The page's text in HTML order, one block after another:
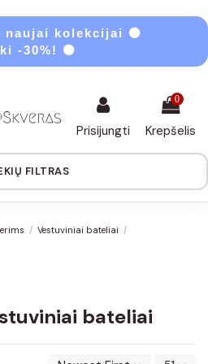
naujai kolekcijai ⚫
-30%! ⚫
Prisijungti
0
Krepšelis
FILTRAS
Vestuviniai bateliai
bateliai